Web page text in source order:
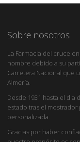
Sobre nosotros
La Farmacia del cruce
nombre debido a su
Carretera Nacional que
Almería.
Desde 1931 hasta el dia
estado tras el
personalizada.
Gracias por haber